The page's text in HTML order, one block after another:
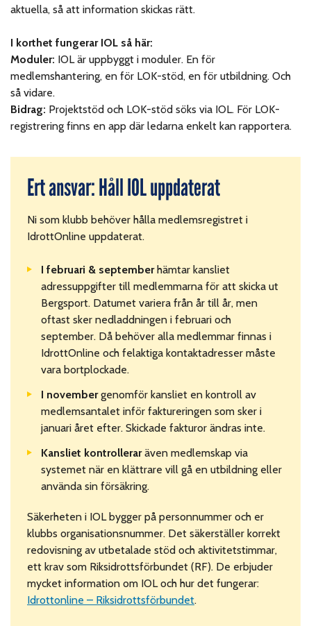
aktuella, så att information skickas rätt.
I korthet fungerar IOL så här:
Moduler: IOL är uppbyggt i moduler. En för
medlemshantering, en för LOK-stöd, en för utbildning. Och
så vidare.
Bidrag: Projektstöd och LOK-stöd söks via IOL. För LOK-
registrering finns en app där ledarna enkelt kan rapportera.
Ert ansvar: Håll IOL uppdaterat
Ni som klubb behöver hålla medlemsregistret i
IdrottOnline uppdaterat.
I februari & septemberhämtar kansliet
adressuppgifter till medlemmarna för att skicka ut
Bergsport. Datumet variera från år till år, men
oftast sker nedladdningen i februari och
september. Då behöver alla medlemmar finnas i
IdrottOnline och felaktiga kontaktadresser måste
vara bortplockade.
I novembergenomför kansliet en kontroll av
medlemsantalet inför faktureringen som sker i
januari året efter. Skickade fakturor ändras inte.
Kansliet kontrolleraräven medlemskap via
systemet när en klättrare vill gå en utbildning eller
använda sin försäkring.
Säkerheten i IOL bygger på personnummer och er
klubbs organisationsnummer. Det säkerställer korrekt
redovisning av utbetalade stöd och aktivitetstimmar,
ett krav som Riksidrottsförbundet (RF). De erbjuder
mycket information om IOL och hur det fungerar:
Idrottonline – Riksidrottsförbundet.